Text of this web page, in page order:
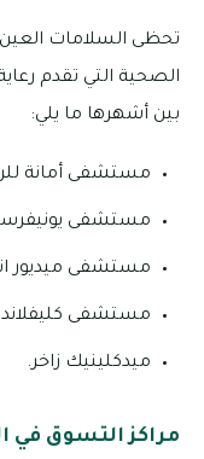
تحظى السلامات
الصحية التي تقدم
بين أشهرها ما يلي:
مستشفى أمانة
مستشفى
مستشفى ميديور
مستشفى كليفلاند
ميدكلينيك زاخر.
مراكز التسوق في